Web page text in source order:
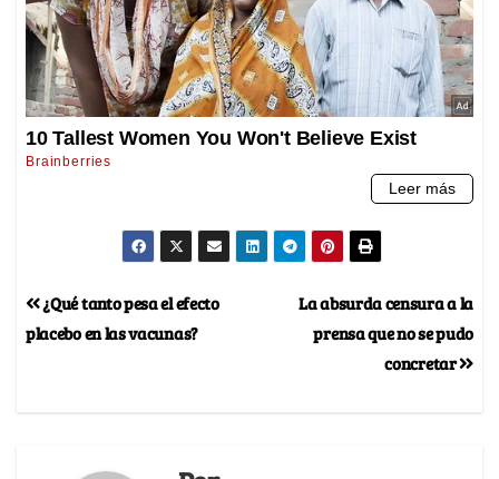
La absurda censura a la
prensa que no se pudo
concretar
¿Qué tanto pesa el efecto
placebo en las vacunas?